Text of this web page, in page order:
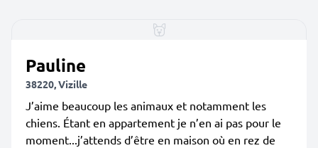
Pauline
38220, Vizille
J’aime beaucoup les animaux et notamment les
chiens. Étant en appartement je n’en ai pas pour le
moment...j’attends d’être en maison où en rez de